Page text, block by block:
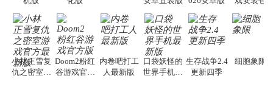
小林正雪复
仇之密室游
Doom2粉红
谷游戏官方
内卷吧打工
人最新版
口袋妖怪的
世界手机最
生存战争2.4
更新四季
细胞象限